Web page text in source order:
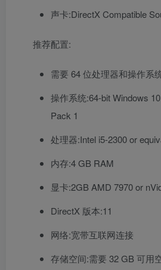
声卡:DirectX Compatible
推荐配置:
需要 64 位处理器和操作系
操作系统:64-bit Windows
Pack 1
处理器:Intel i5-2300 or
内存:4 GB RAM
显卡:2GB AMD 7970 or
DirectX 版本:11
网络:宽带互联网连接
存储空间:需要 32 GB 可用